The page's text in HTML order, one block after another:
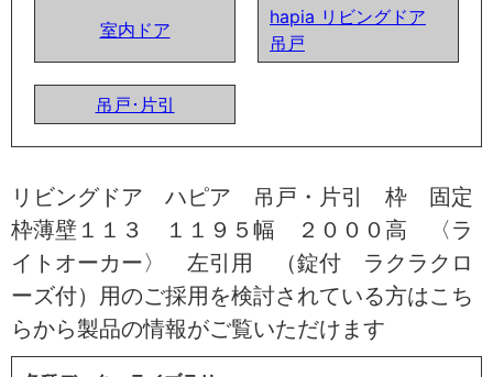
室内ドア
hapia リビングドア
吊戸
吊戸･片引
リビングドア ハピア 吊戸・片引 枠 固定
枠薄壁１１３ １１９５幅 ２０００高 〈ラ
イトオーカー〉 左引用 （錠付 ラクラクロ
ーズ付）用のご採用を検討されている方はこち
らから製品の情報がご覧いただけます